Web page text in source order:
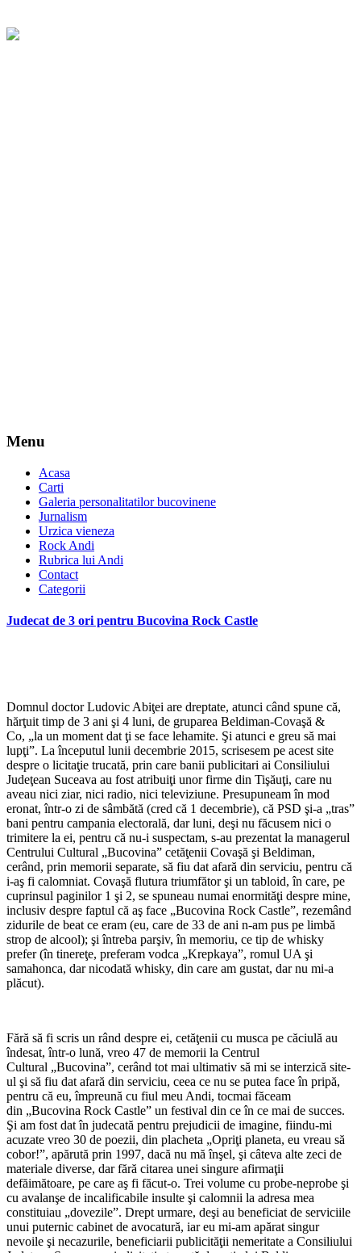
Menu
Acasa
Carti
Galeria personalitatilor bucovinene
Jurnalism
Urzica vieneza
Rock Andi
Rubrica lui Andi
Contact
Categorii
Judecat de 3 ori pentru Bucovina Rock Castle
Domnul doctor Ludovic Abiţei are dreptate, atunci când spune că,
hărţuit timp de 3 ani şi 4 luni, de gruparea Beldiman-Covaşă &
Co, „la un moment dat ţi se face lehamite. Şi atunci e greu să mai
lupţi”. La începutul lunii decembrie 2015, scrisesem pe acest site
despre o licitaţie trucată, prin care banii publicitari ai Consiliului
Judeţean Suceava au fost atribuiţi unor firme din Tişăuţi, care nu
aveau nici ziar, nici radio, nici televiziune. Presupuneam în mod
eronat, într-o zi de sâmbătă (cred că 1 decembrie), că PSD şi-a „tras”
bani pentru campania electorală, dar luni, deşi nu făcusem nici o
trimitere la ei, pentru că nu-i suspectam, s-au prezentat la managerul
Centrului Cultural „Bucovina” cetăţenii Covaşă şi Beldiman,
cerând, prin memorii separate, să fiu dat afară din serviciu, pentru că
i-aş fi calomniat. Covaşă flutura triumfător şi un tabloid, în care, pe
cuprinsul paginilor 1 şi 2, se spuneau numai enormităţi despre mine,
inclusiv despre faptul că aş face „Bucovina Rock Castle”, rezemând
zidurile de beat ce eram (eu, care de 33 de ani n-am pus pe limbă
strop de alcool); şi întreba parşiv, în memoriu, ce tip de whisky
prefer (în tinereţe, preferam vodca „Krepkaya”, romul UA şi
samahonca, dar nicodată whisky, din care am gustat, dar nu mi-a
plăcut).
Fără să fi scris un rând despre ei, cetăţenii cu musca pe căciulă au
îndesat, într-o lună, vreo 47 de memorii la Centrul
Cultural „Bucovina”, cerând tot mai ultimativ să mi se interzică site-
ul şi să fiu dat afară din serviciu, ceea ce nu se putea face în pripă,
pentru că eu, împreună cu fiul meu Andi, tocmai făceam
din „Bucovina Rock Castle” un festival din ce în ce mai de succes.
Şi am fost dat în judecată pentru prejudicii de imagine, fiindu-mi
acuzate vreo 30 de poezii, din placheta „Opriţi planeta, eu vreau să
cobor!”, apărută prin 1997, dacă nu mă înşel, şi câteva alte zeci de
materiale diverse, dar fără citarea unei singure afirmaţii
defăimătoare, pe care aş fi făcut-o. Trei volume cu probe-neprobe şi
cu avalanşe de incalificabile insulte şi calomnii la adresa mea
constituiau „dovezile”. Drept urmare, deşi au beneficiat de serviciile
unui puternic cabinet de avocatură, iar eu mi-am apărat singur
nevoile şi necazurile, beneficiarii publicităţii nemeritate a Consiliului